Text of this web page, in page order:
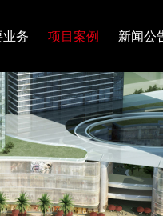
务 项目案例 新闻公